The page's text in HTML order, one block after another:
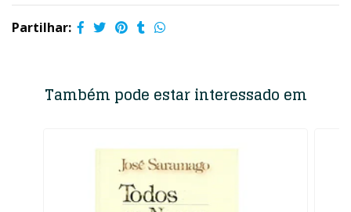
Partilhar:
Também pode estar interessado em